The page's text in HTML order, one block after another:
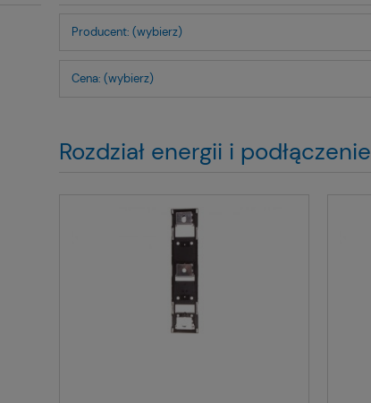
Producent: (wybierz)
Cena: (wybierz)
Rozdział energii i